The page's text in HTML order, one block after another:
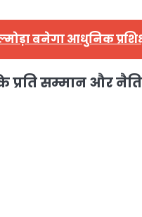
बनेगा आधुनिक
प्रति सम्मान और